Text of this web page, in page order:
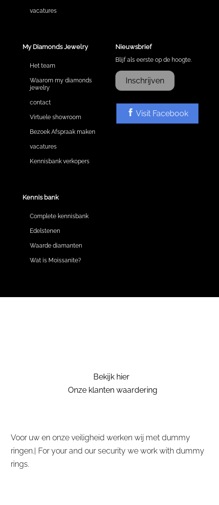
vacatures
My Diamonds Jewelry
Het team
Waarom my diamonds
jewelry
contact
Virtuele showroom
Bezoek Afspraak maken
vacatures
Kennisbank verkopers
Kennis bank
Complete kennisbank
Edelstenen
Waarde diamanten
Wat is Moissanite?
Nieuwsbrief
Blijf als eerste op de hoogte.
Inschrijven
Visit Facebook
Bekijk hier
Onze klanten waardering
Voor uw en onze veiligheid werken wij met dummy
ringen.| For your and our security we work with dummy
rings.